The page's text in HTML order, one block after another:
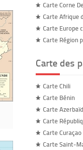
Carte Corne
Carte Afrique
Carte Europe
Carte Région
Carte des
Carte Chili
Carte Bénin
Carte
Carte
Carte Curaçao
Carte Saint-